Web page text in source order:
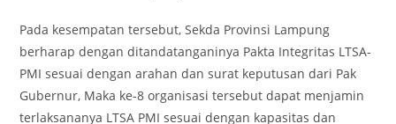
Pada kesempatan tersebut, Sekda Provinsi Lampung
berharap dengan ditandatanganinya Pakta Integritas LTSA-
PMI sesuai dengan arahan dan surat keputusan dari Pak
Gubernur, Maka ke-8 organisasi tersebut dapat menjamin
terlaksananya LTSA PMI sesuai dengan kapasitas dan